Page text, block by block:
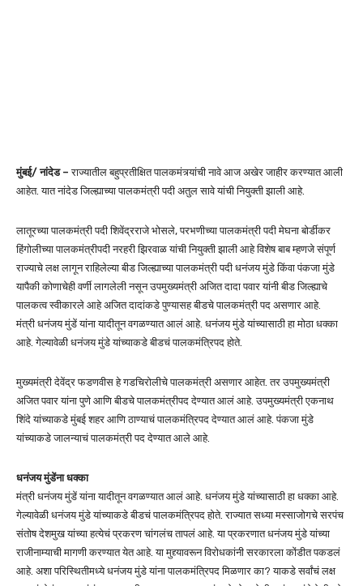
मुंबई/ नांदेड – राज्यातील बहुप्रतीक्षित पालकमंत्र्यांची नावे आज अखेर जाहीर करण्यात आली
आहेत. यात नांदेड जिल्ह्याच्या पालकमंत्री पदी अतुल सावे यांची नियुक्ती झाली आहे.
लातूरच्या पालकमंत्री पदी शिवेंद्रराजे भोसले, परभणीच्या पालकमंत्री पदी मेघना बोर्डीकर
हिंगोलीच्या पालकमंत्रीपदी नरहरी झिरवाळ यांची नियुक्ती झाली आहे विशेष बाब म्हणजे संपूर्ण
राज्याचे लक्ष लागून राहिलेल्या बीड जिल्ह्याच्या पालकमंत्री पदी धनंजय मुंडे किंवा पंकजा मुंडे
यापैकी कोणाचेही वर्णी लागलेली नसून उपमुख्यमंत्री अजित दादा पवार यांनी बीड जिल्ह्याचे
पालकत्व स्वीकारले आहे अजित दादांकडे पुण्यासह बीडचे पालकमंत्री पद असणार आहे.
मंत्री धनंजय मुंडें यांना यादीतून वगळण्यात आलं आहे. धनंजय मुंडे यांच्यासाठी हा मोठा धक्का
आहे. गेल्यावेळी धनंजय मुंडे यांच्याकडे बीडचं पालकमंत्रिपद होते.
मुख्यमंत्री देवेंद्र फडणवीस हे गडचिरोलीचे पालकमंत्री असणार आहेत. तर उपमुख्यमंत्री
अजित पवार यांना पुणे आणि बीडचे पालकमंत्रीपद देण्यात आलं आहे. उपमुख्यमंत्री एकनाथ
शिंदे यांच्याकडे मुंबई शहर आणि ठाण्याचं पालकमंत्रिपद देण्यात आलं आहे. पंकजा मुंडे
यांच्याकडे जालन्याचं पालकमंत्री पद देण्यात आले आहे.
धनंजय मुंडेंना धक्का
मंत्री धनंजय मुंडें यांना यादीतून वगळण्यात आलं आहे. धनंजय मुंडे यांच्यासाठी हा धक्का आहे.
गेल्यावेळी धनंजय मुंडे यांच्याकडे बीडचं पालकमंत्रिपद होते. राज्यात सध्या मस्साजोगचे सरपंच
संतोष देशमुख यांच्या हत्येचं प्रकरण चांगलंच तापलं आहे. या प्रकरणात धनंजय मुंडे यांच्या
राजीनाम्याची मागणी करण्यात येत आहे. या मुद्द्यावरून विरोधकांनी सरकारला कोंडीत पकडलं
आहे. अशा परिस्थितीमध्ये धनंजय मुंडे यांना पालकमंत्रिपद मिळणार का? याकडे सर्वांचं लक्ष